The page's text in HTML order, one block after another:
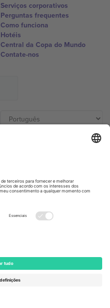
Serviços corporativos
Perguntas frequentes
Como funciona
Hotéis
Central da Copa do Mundo
Contate-nos
167 City Road, London, Greater